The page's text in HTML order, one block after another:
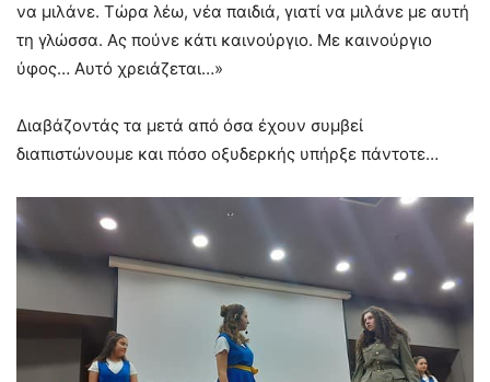
να μιλάνε. Τώρα λέω, νέα παιδιά, γιατί να μιλάνε με αυτή
τη γλώσσα. Ας πούνε κάτι καινούργιο. Με καινούργιο
ύφος… Αυτό χρειάζεται…»
Διαβάζοντάς τα μετά από όσα έχουν συμβεί
διαπιστώνουμε και πόσο οξυδερκής υπήρξε πάντοτε…